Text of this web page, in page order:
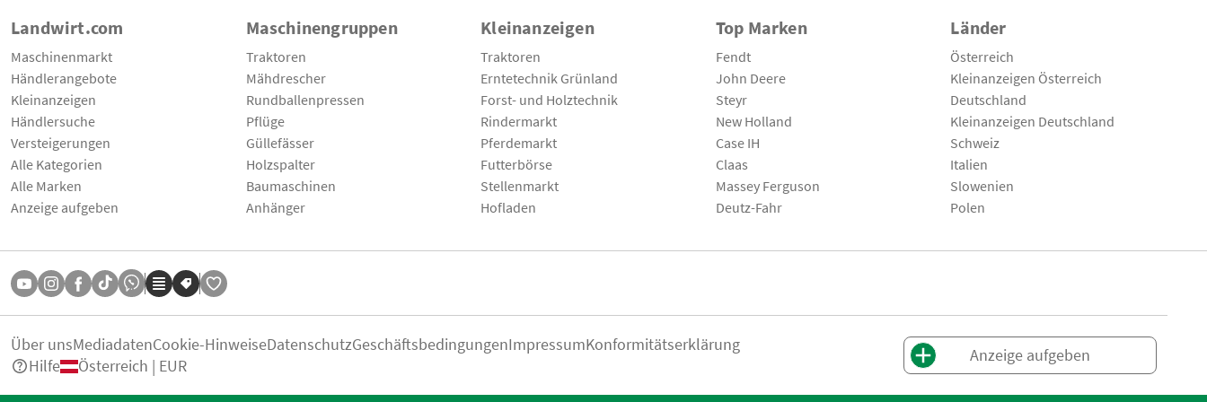
Landwirt.com
Maschinenmarkt
Händlerangebote
Kleinanzeigen
Händlersuche
Versteigerungen
Alle Kategorien
Alle Marken
Anzeige aufgeben
Maschinengruppen
Traktoren
Mähdrescher
Rundballenpressen
Pflüge
Güllefässer
Holzspalter
Baumaschinen
Anhänger
Kleinanzeigen
Traktoren
Erntetechnik Grünland
Forst- und Holztechnik
Rindermarkt
Pferdemarkt
Futterbörse
Stellenmarkt
Hofladen
Top Marken
Fendt
John Deere
Steyr
New Holland
Case IH
Claas
Massey Ferguson
Deutz-Fahr
Länder
Österreich
Kleinanzeigen Österreich
Deutschland
Kleinanzeigen Deutschland
Schweiz
Italien
Slowenien
Polen
Über unsMediadatenCookie-HinweiseDatenschutzGeschäftsbedingungenImpressumKonformitätserklärung
Hilfe
Österreich | EUR
Anzeige aufgeben